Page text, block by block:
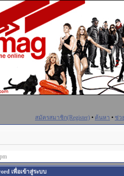
สมัครสมาชิก(Register) • ค้นหา • ช่ว
เพื่อเข้าสู่ระบบ